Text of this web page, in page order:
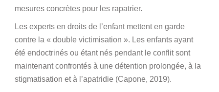
mesures concrètes pour les rapatrier.
Les experts en droits de l’enfant mettent en garde
contre la « double victimisation ». Les enfants ayant
été endoctrinés ou étant nés pendant le conflit sont
maintenant confrontés à une détention prolongée, à la
stigmatisation et à l’apatridie (Capone, 2019).